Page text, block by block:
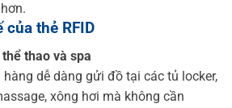
thẻ RFID
thao và spa
hàng dễ dàng gửi đồ tại các tủ locker,
xông hơi mà không cần